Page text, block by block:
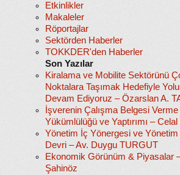
Etkinlikler
Makaleler
Röportajlar
Sektörden Haberler
TOKKDER'den Haberler
Son Yazılar
Kiralama ve Mobilite Sektörünü
Noktalara Taşımak Hedefiyle
Devam Ediyoruz – Özarslan A.
İşverenin Çalışma Belgesi Verme
Yükümlülüğü ve Yaptırımı –
Yönetim İç Yönergesi ve Yönetim
Devri – Av. Duygu TURGUT
Ekonomik Görünüm & Piyasalar
Şahinöz